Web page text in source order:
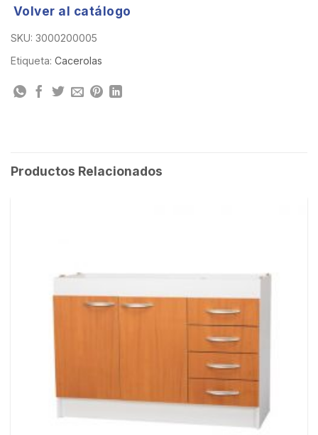
Volver al catálogo
SKU: 3000200005
Etiqueta: Cacerolas
Productos Relacionados